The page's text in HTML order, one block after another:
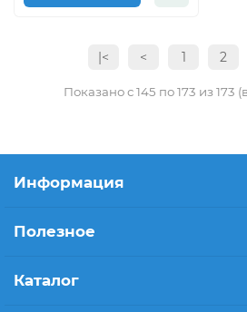
|< < 1 2
Показано с 145 по 173 из 173
Информация
Полезное
Каталог